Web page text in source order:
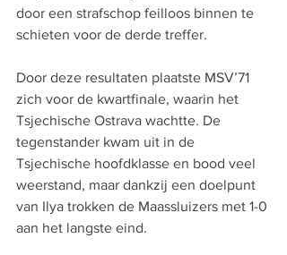
door een strafschop feilloos binnen te
schieten voor de derde treffer.
Door deze resultaten plaatste MSV’71
zich voor de kwartfinale, waarin het
Tsjechische Ostrava wachtte. De
tegenstander kwam uit in de
Tsjechische hoofdklasse en bood veel
weerstand, maar dankzij een doelpunt
van Ilya trokken de Maassluizers met 1-0
aan het langste eind.